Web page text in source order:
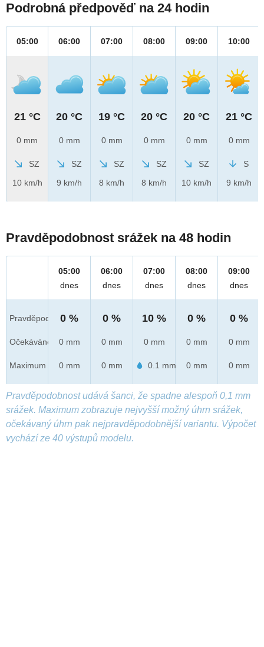
Podrobná předpověď na 24 hodin
05:00
21 °C
0 mm
SZ
10 km/h
06:00
20 °C
0 mm
SZ
9 km/h
07:00
19 °C
0 mm
SZ
8 km/h
08:00
20 °C
0 mm
SZ
8 km/h
09:00
20 °C
0 mm
SZ
10 km/h
10:00
21 °C
0 mm
S
9 km/h
Pravděpodobnost srážek na 48 hodin
Pravděpod.
Očekáváno
Maximum
05:00
dnes
0 %
0 mm
0 mm
06:00
dnes
0 %
0 mm
0 mm
07:00
dnes
10 %
0 mm
0.1 mm
08:00
dnes
0 %
0 mm
0 mm
09:00
dnes
0 %
0 mm
0 mm
Pravděpodobnost udává šanci, že spadne alespoň 0,1 mm
srážek. Maximum zobrazuje nejvyšší možný úhrn srážek,
očekávaný úhrn pak nejpravděpodobnější variantu. Výpočet
vychází ze 40 výstupů modelu.